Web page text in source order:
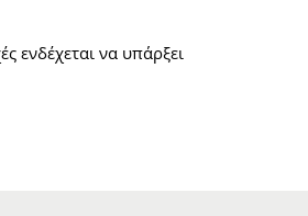
ενδέχεται να υπάρξει